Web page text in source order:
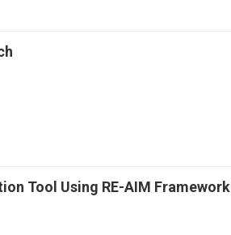
Tool Using RE-AIM Framework